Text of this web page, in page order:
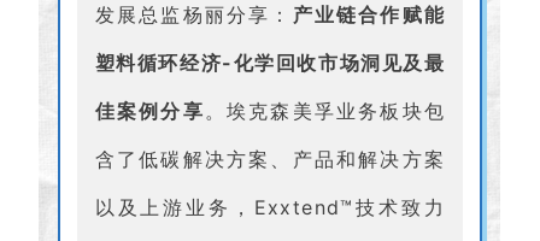
发展总监杨丽分享： 产业链合作赋能
塑料循环经济-化学回收市场洞见及最
佳案例分享 。埃克森美孚业务板块包
含了低碳解决方案、产品和解决方案
以及上游业务，Exxtend™技术致力